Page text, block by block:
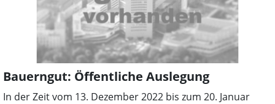
Bückeburger Bürgerinnen und Bürger, die Fragen in den
Gruppen und Fraktionen zu besprechen und zeitnah
darauf zurückzukommen.
Bauerngut: Öffentliche Auslegung
In der Zeit vom 13. Dezember 2022 bis zum 20. Januar